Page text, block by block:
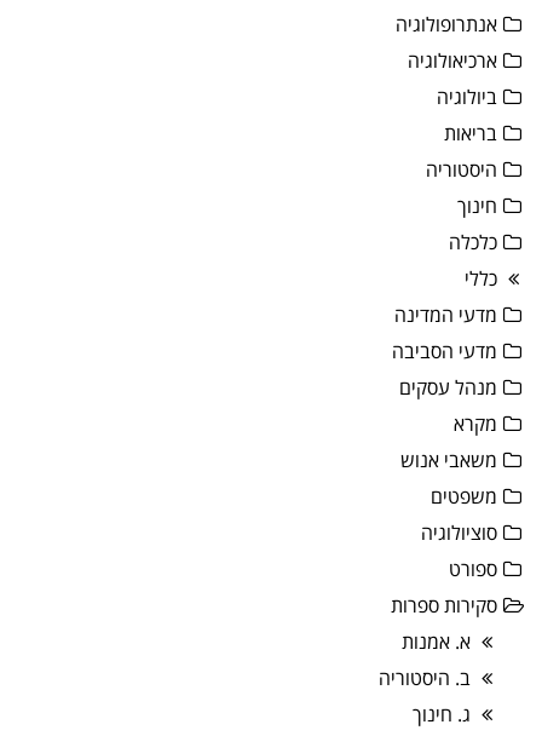
אנתרופולוגיה
ארכיאולוגיה
ביולוגיה
בריאות
היסטוריה
חינוך
כלכלה
כללי
מדעי המדינה
מדעי הסביבה
מנהל עסקים
מקרא
משאבי אנוש
משפטים
סוציולוגיה
ספורט
סקירות ספרות
א. אמנות
ב. היסטוריה
ג. חינוך